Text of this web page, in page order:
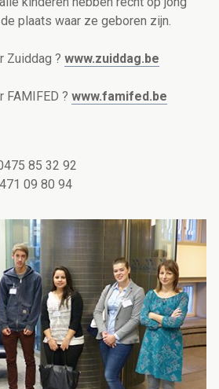
plaats waar ze geboren zijn.
Zuiddag ? www.zuiddag.be
FAMIFED ? www.famifed.be
85 32 92
09 80 94